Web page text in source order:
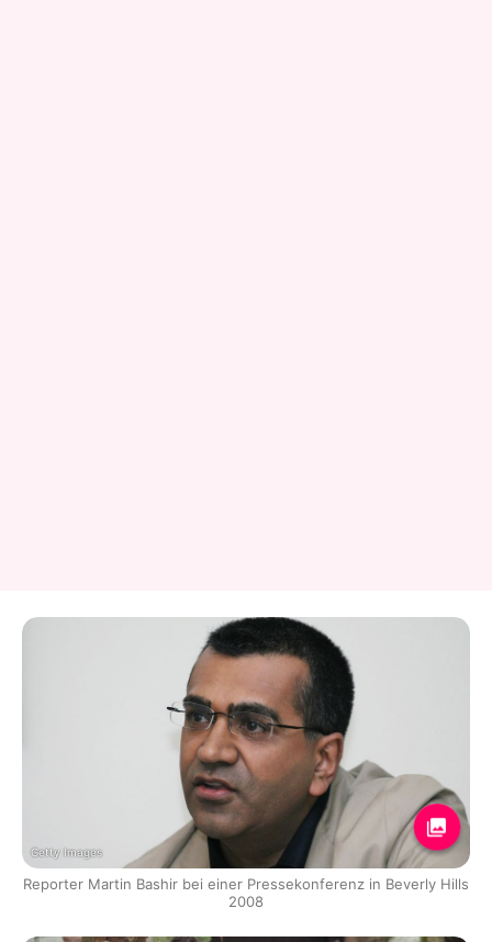
Getty Images
Reporter Martin Bashir bei einer Pressekonferenz in Beverly Hills
2008